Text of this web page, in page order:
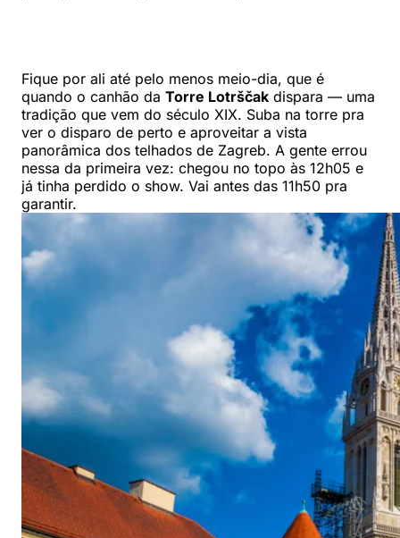
Fique por ali até pelo menos meio-dia, que é
quando o canhão da Torre Lotrščak dispara — uma
tradição que vem do século XIX. Suba na torre pra
ver o disparo de perto e aproveitar a vista
panorâmica dos telhados de Zagreb. A gente errou
nessa da primeira vez: chegou no topo às 12h05 e
já tinha perdido o show. Vai antes das 11h50 pra
garantir.